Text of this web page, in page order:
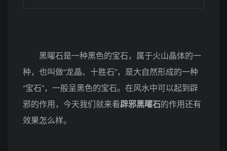
黑曜石是一种黑色的宝石，属于火山晶体的一
种，也叫做“龙晶、十胜石”，是大自然形成的一种
“宝石”，一般呈黑色的宝石。在风水中可以起到辟
邪的作用，今天我们就来看辟邪黑曜石的作用还有
效果怎么样。